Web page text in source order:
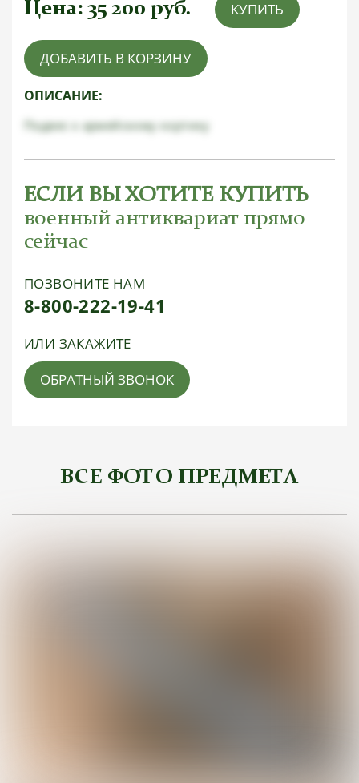
Цена: 35 200 руб. КУПИТЬ
ДОБАВИТЬ В КОРЗИНУ
ОПИСАНИЕ:
Подвес к армейскому кортику
ЕСЛИ ВЫ ХОТИТЕ КУПИТЬ
военный антиквариат прямо
сейчас
ПОЗВОНИТЕ НАМ
8-800-222-19-41
ИЛИ ЗАКАЖИТЕ
ОБРАТНЫЙ ЗВОНОК
ВСЕ ФОТО ПРЕДМЕТА